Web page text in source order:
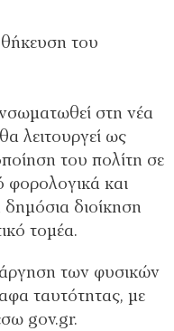
του
στη νέα
λειτουργεί ως
του πολίτη σε
φορολογικά και
δημόσια διοίκηση
τομέα.
των φυσικών
ταυτότητας, με
gov.gr.